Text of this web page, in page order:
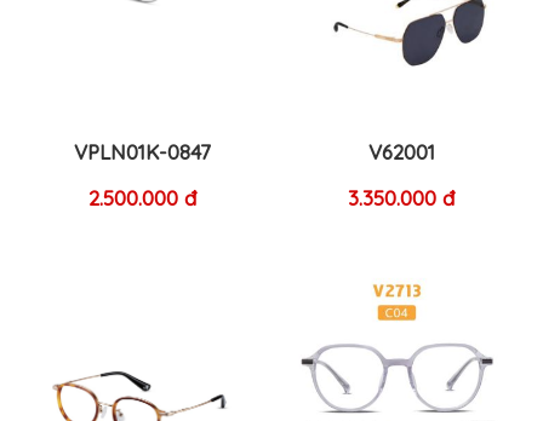
VPLN01K-0847
2.500.000 đ
V62001
3.350.000 đ